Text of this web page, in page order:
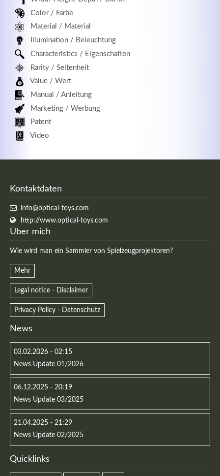
Color / Farbe
Material / Material
Illumination / Beleuchtung
Characteristics / Eigenschaften
Rarity / Seltenheit
Value / Wert
Manual / Anleitung
Marketing / Werbung
Patent
Video
Kontaktdaten
info@optical-toys.com
http://www.optical-toys.com
Über mich
Wie wird man ein Sammler von Spielzeugprojektoren?
Mehr
Legal notice - Disclaimer
Privacy Policy - Datenschutz
News
03.02.2026 - 02:15
News Update 01/2026
06.12.2025 - 20:19
News Update 03/2025
21.04.2025 - 21:29
News Update 02/2025
Quicklinks